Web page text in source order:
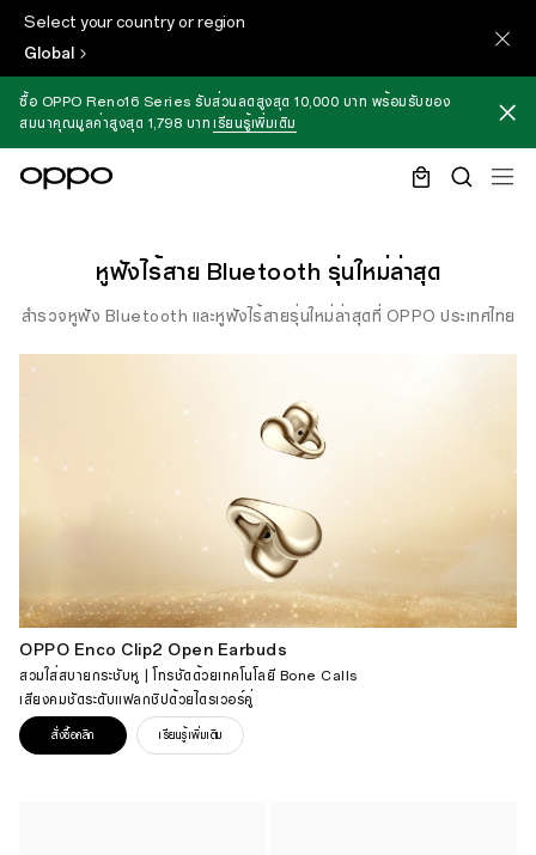
Select your country or region
Global
ซื้อ OPPO Reno16 Series รับส่วนลดสูงสุด 10,000 บาท พร้อมรับของ
สมนาคุณมูลค่าสูงสุด 1,798 บาท เรียนรู้เพิ่มเติม
หูฟังไร้สาย Bluetooth รุ่นใหม่ล่าสุด
สำรวจหูฟัง Bluetooth และหูฟังไร้สายรุ่นใหม่ล่าสุดที่ OPPO ประเทศไทย
OPPO Enco Clip2 Open Earbuds
สวมใส่สบายกระชับหู | โทรชัดด้วยเทคโนโลยี Bone Calls
เสียงคมชัดระดับแฟลกชิปด้วยไดรเวอร์คู่
สั่งซื้อคลิก เรียนรู้เพิ่มเติม